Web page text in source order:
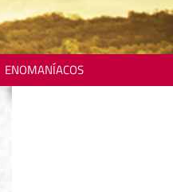
ENOMANÍACOS